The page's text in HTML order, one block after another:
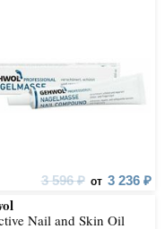
3 596 ₽ от 3 236 ₽
Nail and Skin Oil